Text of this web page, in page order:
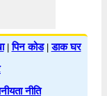
|पिन कोड|डाक घर
नीति